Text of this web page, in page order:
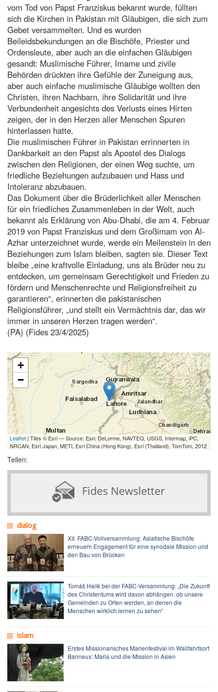
vom Tod von Papst Franziskus bekannt wurde, füllten
sich die Kirchen in Pakistan mit Gläubigen, die sich zum
Gebet versammelten. Und es wurden
Beileidsbekundungen an die Bischöfe, Priester und
Ordensleute, aber auch an die einfachen Gläubigen
gesandt: Muslimische Führer, Imame und zivile
Behörden drückten ihre Gefühle der Zuneigung aus,
aber auch einfache muslimische Gläubige wollten den
Christen, ihren Nachbarn, ihre Solidarität und ihre
Verbundenheit angesichts des Verlusts eines Hirten
zeigen, der in den Herzen aller Menschen Spuren
hinterlassen hatte.
Die muslimischen Führer in Pakistan errinnerten in
Dankbarkeit an den Papst als Apostel des Dialogs
zwischen den Religionen, der einen Weg suchte, um
friedliche Beziehungen aufzubauen und Hass und
Intoleranz abzubauen.
Das Dokument über die Brüderlichkeit aller Menschen
für ein friedliches Zusammenleben in der Welt, auch
bekannt als Erklärung von Abu-Dhabi, die am 4. Februar
2019 von Papst Franziskus und dem Großimam von Al-
Azhar unterzeichnet wurde, werde ein Meilenstein in den
Beziehungen zum Islam bleiben, sagten sie. Dieser Text
bleibe „eine kraftvolle Einladung, uns als Brüder neu zu
entdecken, um gemeinsam Gerechtigkeit und Frieden zu
fördern und Menschenrechte und Religionsfreiheit zu
garantieren“, erinnerten die pakistanischen
Religionsführer, „und stellt ein Vermächtnis dar, das wir
immer in unseren Herzen tragen werden“.
(PA) (Fides 23/4/2025)
+
−
Leaflet | Tiles © Esri — Source: Esri, DeLorme, NAVTEQ, USGS, Intermap, iPC,
NRCAN, Esri Japan, METI, Esri China (Hong Kong), Esri (Thailand), TomTom, 2012
Teilen:
dialog
XII. FABC-Vollversammlung: Asiatische Bischöfe
erneuern Engagement für eine synodale Mission und
den Bau von Brücken
Tomáš Halík bei der FABC-Versammlung: „Die Zukunft
des Christentums wird davon abhängen, ob unsere
Gemeinden zu Orten werden, an denen die
Menschen wirklich lernen zu sehen“
islam
Erstes Missionarisches Marienfestival im Wallfahrtsort
Banneux: Maria und die Mission in Asien